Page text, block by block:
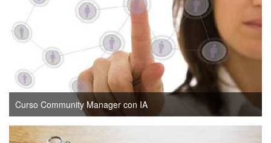
Curso Community Manager con IA